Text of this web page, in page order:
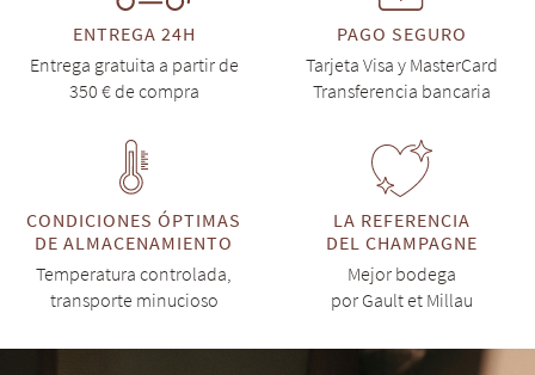
ENTREGA 24H
Entrega gratuita a partir de
350 € de compra
PAGO SEGURO
Tarjeta Visa y MasterCard
Transferencia bancaria
CONDICIONES ÓPTIMAS
DE ALMACENAMIENTO
Temperatura controlada,
transporte minucioso
LA REFERENCIA
DEL CHAMPAGNE
Mejor bodega
por Gault et Millau